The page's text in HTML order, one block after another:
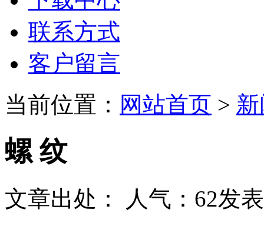
联系方式
客户留言
当前位置： 网站首页 >
螺 纹
文章出处： 人气： 62发